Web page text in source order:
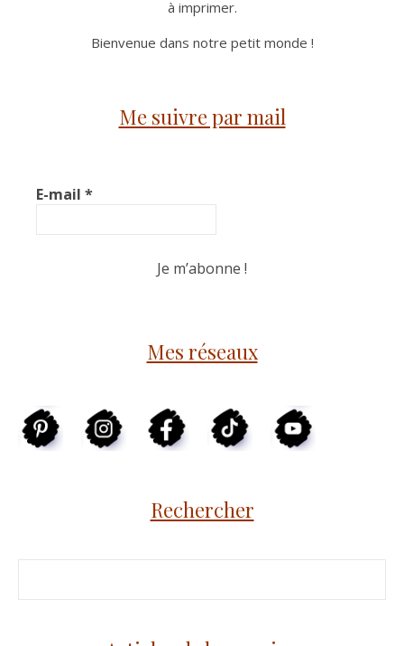
à imprimer.
Bienvenue dans notre petit monde !
Me suivre par mail
E-mail *
Mes réseaux
Rechercher